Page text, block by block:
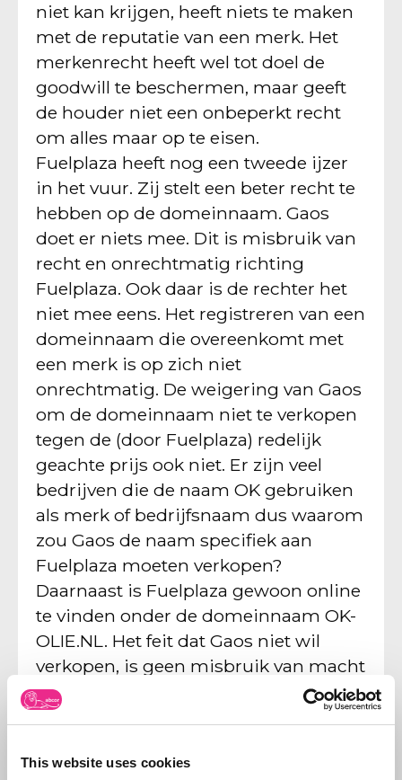
This website uses cookies
niet kan krijgen, heeft niets te maken
met de reputatie van een merk. Het
merkenrecht heeft wel tot doel de
goodwill te beschermen, maar geeft
de houder niet een onbeperkt recht
om alles maar op te eisen.
Fuelplaza heeft nog een tweede ijzer
in het vuur. Zij stelt een beter recht te
hebben op de domeinnaam. Gaos
doet er niets mee. Dit is misbruik van
recht en onrechtmatig richting
Fuelplaza. Ook daar is de rechter het
niet mee eens. Het registreren van een
domeinnaam die overeenkomt met
een merk is op zich niet
onrechtmatig. De weigering van Gaos
om de domeinnaam niet te verkopen
tegen de (door Fuelplaza) redelijk
geachte prijs ook niet. Er zijn veel
bedrijven die de naam OK gebruiken
als merk of bedrijfsnaam dus waarom
zou Gaos de naam specifiek aan
Fuelplaza moeten verkopen?
Daarnaast is Fuelplaza gewoon online
te vinden onder de domeinnaam OK-
OLIE.NL. Het feit dat Gaos niet wil
verkopen, is geen misbruik van macht
en er is geen verplichting om er een
actieve website aan te koppelen.
worden overgedragen.